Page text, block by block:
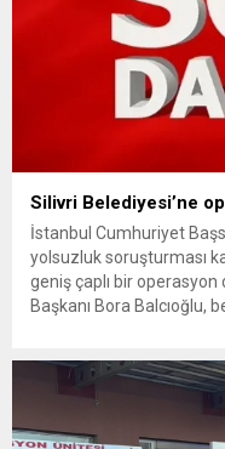
Silivri Belediyesi’ne
İstanbul Cumhuriyet
yolsuzluk soruşturması
geniş çaplı bir
Başkanı Bora Balcıoğlu,
inceleme ve arama